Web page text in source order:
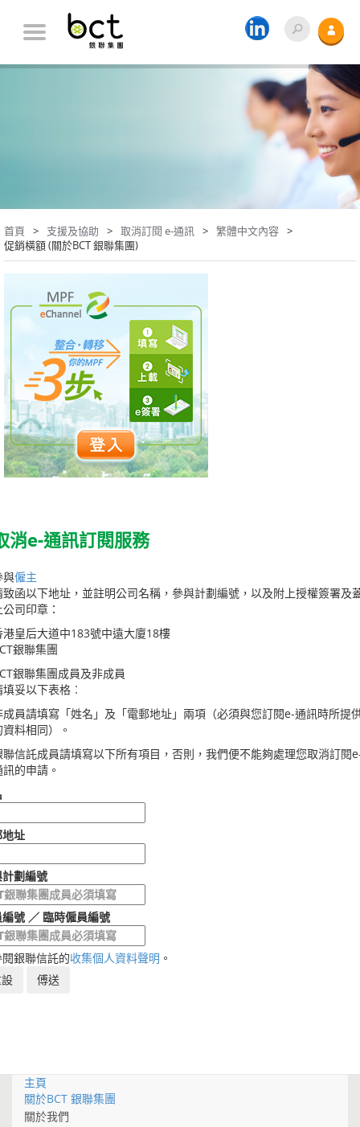
首頁 支援及協助 取消訂閱 e-通訊
繁體中文內容
促銷橫額 (關於BCT 銀聯集團)
消e-通訊訂閱服務
與僱主
致函以下地址，並註明公司名稱，參與計劃編號，以及附上授權簽署及
司印章：
港皇后大道中183號中遠大廈18樓
銀聯集團
銀聯集團成員及非成員
填妥以下表格︰
成員請填寫「姓名」及「電郵地址」兩項（必須與您訂閱e-通訊時所提
資料相同）。
聯信託成員請填寫以下所有項目，否則，我們便不能夠處理您取消訂閱
訊的申請。
址
劃編號
號 ／ 臨時僱員編號
銀聯信託的收集個人資料聲明 。
主頁
關於BCT 銀聯集團
關於我們